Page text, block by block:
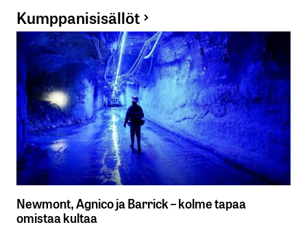
Kumppanisisällöt
Newmont, Agnico ja Barrick – kolme tapaa
omistaa kultaa